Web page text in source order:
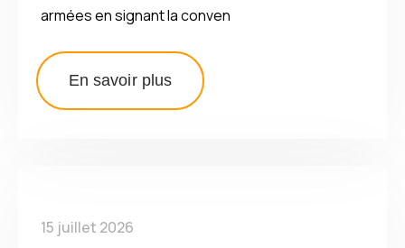
armées en signant la conven
En savoir plus
15 juillet 2026